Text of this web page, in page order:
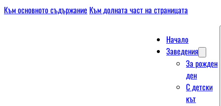
Към основното съдържание Към долната част на страницата
Начало
Заведения
За рожден
ден
С детски
кът